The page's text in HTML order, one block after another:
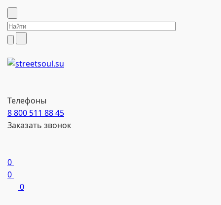
Телефоны
8 800 511 88 45
Заказать звонок
0
0
0